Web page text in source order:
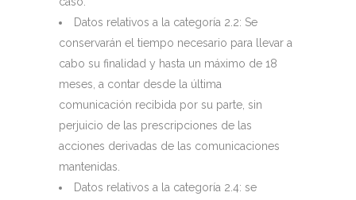
Datos relativos a la categoría 2.2: Se
conservarán el tiempo necesario para llevar a
cabo su finalidad y hasta un máximo de 18
meses, a contar desde la última
comunicación recibida por su parte, sin
perjuicio de las prescripciones de las
acciones derivadas de las comunicaciones
mantenidas.
Datos relativos a la categoría 2.4: se